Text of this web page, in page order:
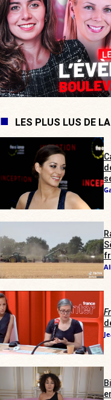
LES PLUS LUS DE